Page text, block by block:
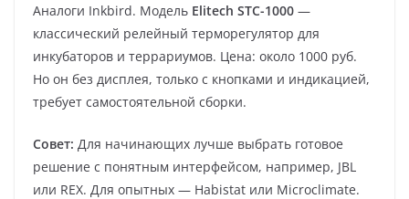
Аналоги Inkbird. Модель Elitech STC-1000 —
классический релейный терморегулятор для
инкубаторов и террариумов. Цена: около 1000 руб.
Но он без дисплея, только с кнопками и индикацией,
требует самостоятельной сборки.
Совет: Для начинающих лучше выбрать готовое
решение с понятным интерфейсом, например, JBL
или REX. Для опытных — Habistat или Microclimate.